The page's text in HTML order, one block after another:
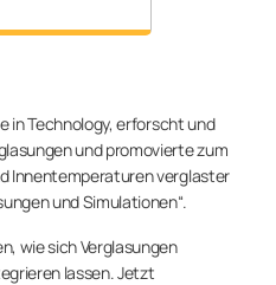
in Technology, erforscht und
und promovierte zum
Innentemperaturen verglaster
und Simulationen“.
wie sich Verglasungen
lassen. Jetzt